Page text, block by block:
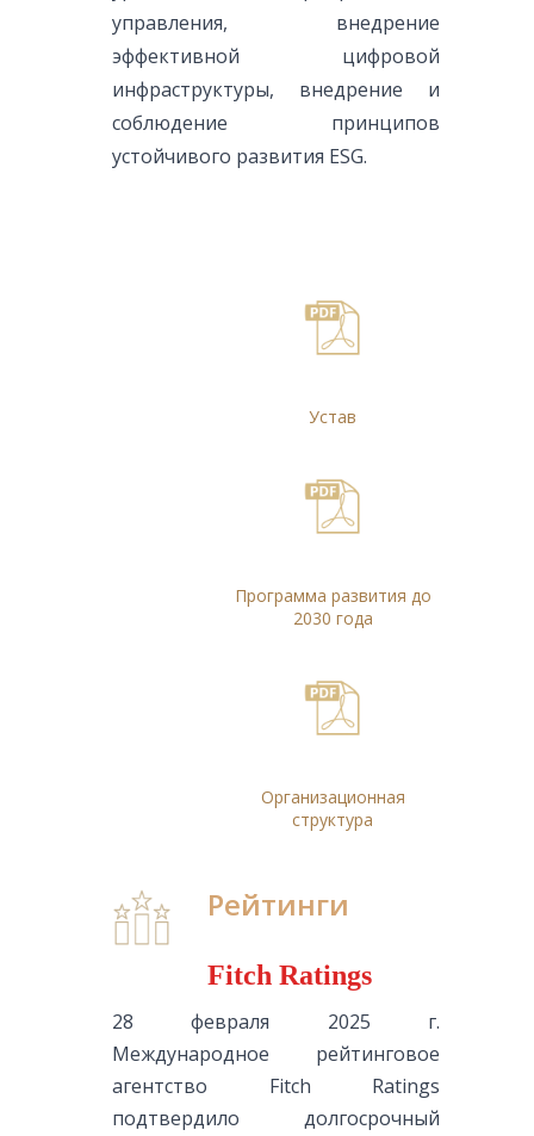
управления, внедрение
эффективной цифровой
инфраструктуры, внедрение и
соблюдение принципов
устойчивого развития ESG.
Устав
Программа развития до
2030 года
Организационная
структура
Рейтинги
Fitch Ratings
28 февраля 2025 г.
Международное рейтинговое
агентство Fitch Ratings
подтвердило долгосрочный